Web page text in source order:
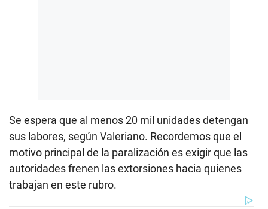
Se espera que al menos 20 mil unidades detengan
sus labores, según Valeriano. Recordemos que el
motivo principal de la paralización es exigir que las
autoridades frenen las extorsiones hacia quienes
trabajan en este rubro.